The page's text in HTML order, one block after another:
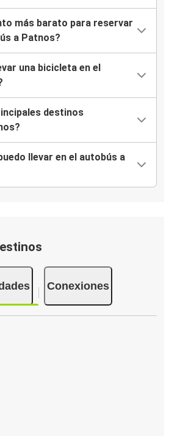
más barato para reservar
a Patnos?
una bicicleta en el
destinos
llevar en el autobús a
Conexiones